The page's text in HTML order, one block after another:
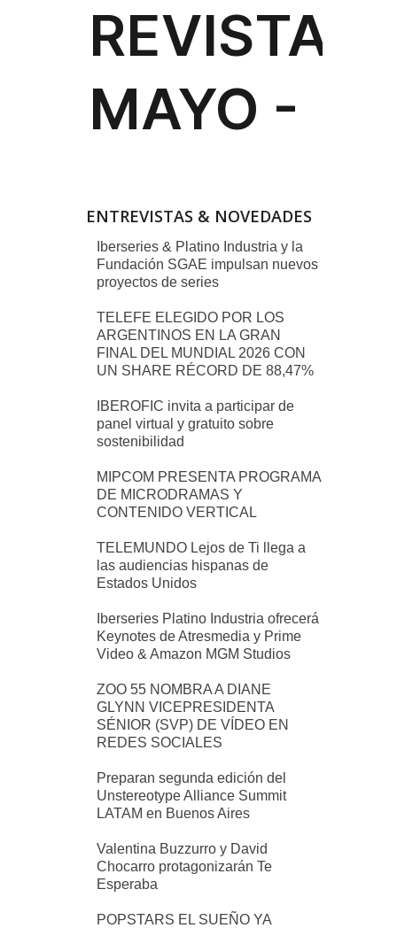
ENTREVISTAS & NOVEDADES
Iberseries & Platino Industria y la
Fundación SGAE impulsan nuevos
proyectos de series
TELEFE ELEGIDO POR LOS
ARGENTINOS EN LA GRAN
FINAL DEL MUNDIAL 2026 CON
UN SHARE RÉCORD DE 88,47%
IBEROFIC invita a participar de
panel virtual y gratuito sobre
sostenibilidad
MIPCOM PRESENTA PROGRAMA
DE MICRODRAMAS Y
CONTENIDO VERTICAL
TELEMUNDO Lejos de Ti llega a
las audiencias hispanas de
Estados Unidos
Iberseries Platino Industria ofrecerá
Keynotes de Atresmedia y Prime
Video & Amazon MGM Studios
ZOO 55 NOMBRA A DIANE
GLYNN VICEPRESIDENTA
SÉNIOR (SVP) DE VÍDEO EN
REDES SOCIALES
Preparan segunda edición del
Unstereotype Alliance Summit
LATAM en Buenos Aires
Valentina Buzzurro y David
Chocarro protagonizarán Te
Esperaba
POPSTARS EL SUEÑO YA